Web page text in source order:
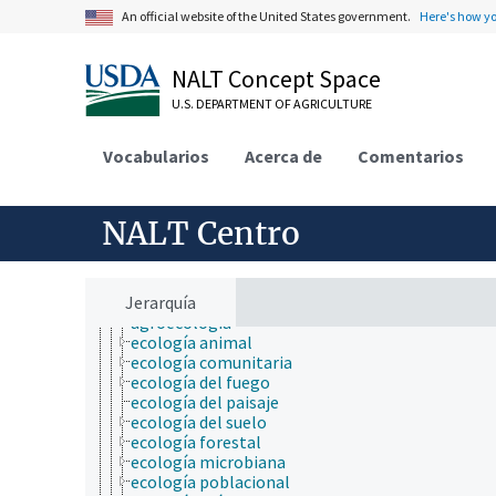
An official website of the United States government. Here's how
NALT Concept Space
U.S. DEPARTMENT OF AGRICULTURE
Vocabularios Acerca de Comentarios
NALT Centro
Jerarquía
ciencia de la nutrición
ciencia de las malezas
ciencia de los materiales
ciencia del sistema terrestre
ciencia del suelo
ciencias atmosféricas
ciencias forestales
ciencias sociales
comunicación (humana)
conducta
cultura y humanidades
ecología
agroecología
ecología animal
ecología comunitaria
ecología del fuego
ecología del paisaje
ecología del suelo
ecología forestal
ecología microbiana
ecología poblacional